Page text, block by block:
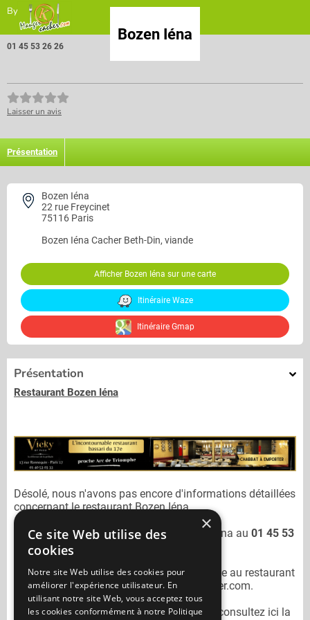
By
Bozen Iéna
01 45 53 26 26
Laisser un avis
Présentation
Bozen Iéna
22 rue Freycinet
75116 Paris
Bozen Iéna Cacher Beth-Din, viande
Afficher Bozen Iéna sur une carte
Itinéraire Waze
Itinéraire Gmap
Présentation
Restaurant Bozen Iéna
Désolé, nous n'avons pas encore d'informations détaillées
concernant le restaurant Bozen Iéna.
Vous pouvez joindre le restaurant
Bozen Iéna au 01 45 53
26 26
N'oubliez pas de préciser lors de votre sortie au restaurant
Bozen Iéna qu'il n'est pas sur Mangercacher.com.
Pour consulter un autre restaurant cacher
consultez ici la
×
Ce site Web utilise des
cookies
Notre site Web utilise des cookies pour
améliorer l'expérience utilisateur. En
utilisant notre site Web, vous acceptez tous
les cookies conformément à notre Politique